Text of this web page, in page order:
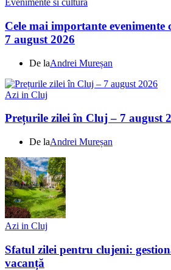
Evenimente si cultura
Cele mai importante
7 august 2026
De laAndrei Mureșan
Azi in Cluj
Prețurile zilei în Cluj – 7 august
De laAndrei Mureșan
Azi in Cluj
Sfatul zilei pentru clujeni:
vacanță